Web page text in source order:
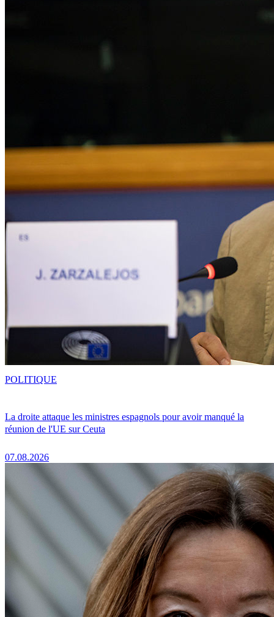
La droite attaque les ministres espagnols pour avoir manqué la
réunion de l'UE sur Ceuta
07.08.2026
POLITIQUE